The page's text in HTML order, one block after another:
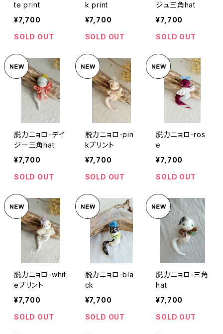
te print
¥7,700
SOLD OUT
k print
¥7,700
SOLD OUT
ジュ三角hat
¥7,700
SOLD OUT
脱力ニョロ-デイ
ジー三角hat
¥7,700
SOLD OUT
脱力ニョロ-pin
kプリント
¥7,700
SOLD OUT
脱力ニョロ-ros
e
¥7,700
SOLD OUT
脱力ニョロ-whit
eプリント
¥7,700
SOLD OUT
脱力ニョロ-bla
ck
¥7,700
SOLD OUT
脱力ニョロ-三角
hat
¥7,700
SOLD OUT